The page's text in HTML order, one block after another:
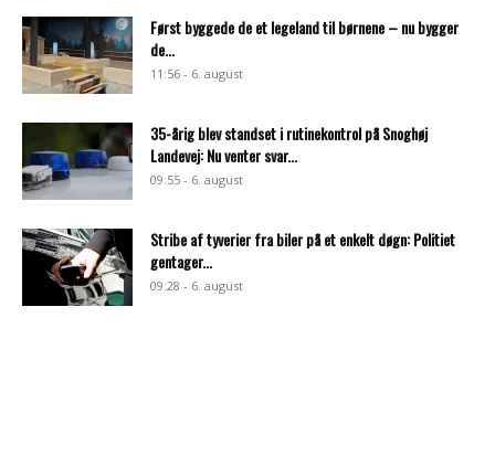
Først byggede de et legeland til børnene – nu bygger
de...
11:56 - 6. august
35-årig blev standset i rutinekontrol på Snoghøj
Landevej: Nu venter svar...
09:55 - 6. august
Stribe af tyverier fra biler på et enkelt døgn: Politiet
gentager...
09:28 - 6. august